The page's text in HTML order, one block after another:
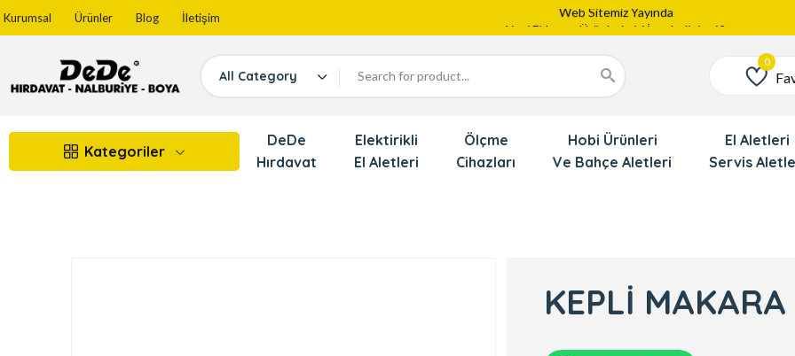
Kurumsal Ürünler Blog İletişim
Web Sitemiz Yayında
Yeni Eklenen Ürünlerimizi İnceledinizmi ?
All Category Favoriler
Kategoriler
DeDe
Hırdavat
Elektirikli
El Aletleri
Ölçme
Cihazları
Hobi Ürünleri
Ve Bahçe Aletleri
El Aletleri
Servis
KEPLİ